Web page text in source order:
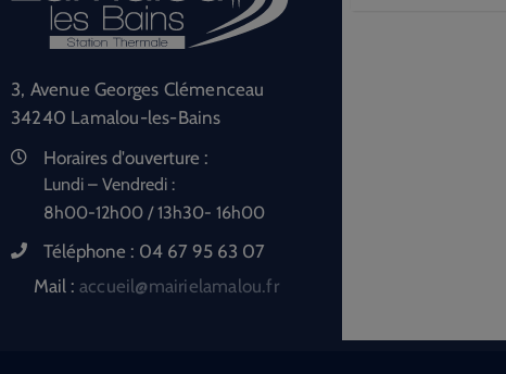
3, Avenue Georges Clémenceau
34240 Lamalou-les-Bains
Horaires d'ouverture :
Lundi – Vendredi :
8h00-12h00 / 13h30- 16h00
Téléphone : 04 67 95 63 07
Mail : accueil@mairielamalou.fr